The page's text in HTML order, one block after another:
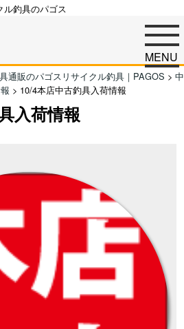
ル釣具のパゴス
MENU
通販のパゴスリサイクル釣具｜PAGOS > 中
> 10/4本店中古釣具入荷情報
入荷情報